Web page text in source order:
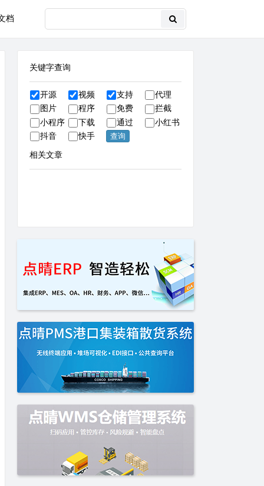
档
关键字查询
开源 视频 支持
代理
图片
程序 免费
拦截
小程序
下载 通过
小红书
抖音
快手
相关文章